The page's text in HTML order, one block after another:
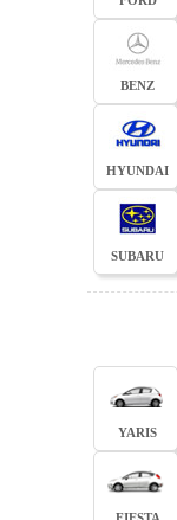
BENZ
HYUNDAI
SUBARU
YARIS